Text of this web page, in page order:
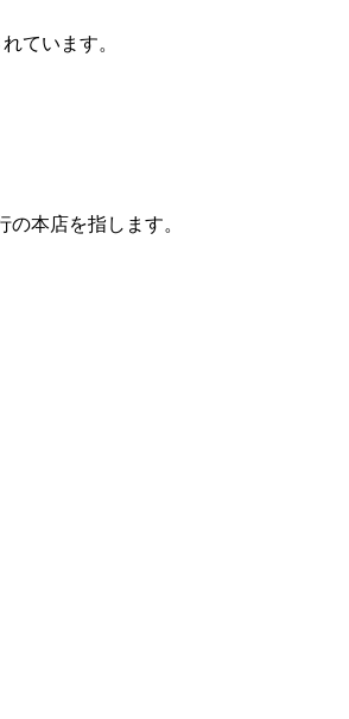
ています。
本店を指します。